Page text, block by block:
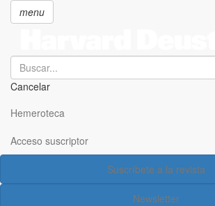
principal
menu
Search
Cancelar
Hemeroteca
Acceso suscriptor
Suscríbete a la revista
Newsletter
Acceso suscriptor